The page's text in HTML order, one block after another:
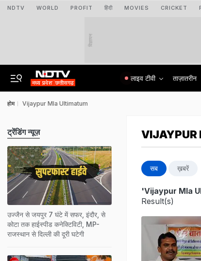
NDTV WORLD PROFIT हिंदी MOVIES CRICKET
विज्ञापन
लाइव टीवी ताज़ातरीन
होम Vijaypur Mla Ultimatum
VIJAYPUR
सब ख़बरें
'Vijaypur Mla
Result(s)
ट्रेंडिंग न्यूज़
उज्जैन से जयपुर 7 घंटे में सफर, इंदौर, से
कोटा तक हाईस्पीड कनेक्टिविटी, MP-
राजस्थान से दिल्ली की दूरी घटेगी